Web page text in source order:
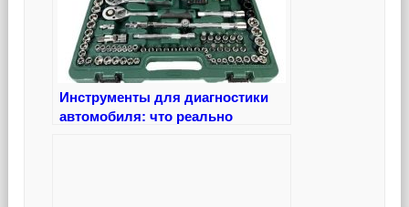
Инструменты для диагностики
автомобиля: что реально